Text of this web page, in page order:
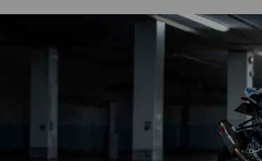
„Die Abwicklung eines Auftrages
bzw. Bestellung läuft angemessen
verlässliche Partner und das habe
ich hier gefunden.“